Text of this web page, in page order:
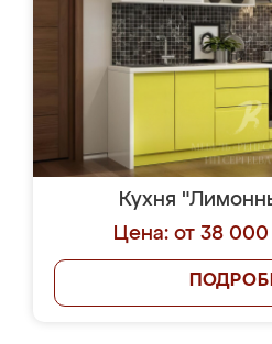
Кухня
Цена: от 38 000